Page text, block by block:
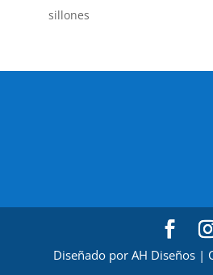
sillones
Diseñado por AH Diseños |